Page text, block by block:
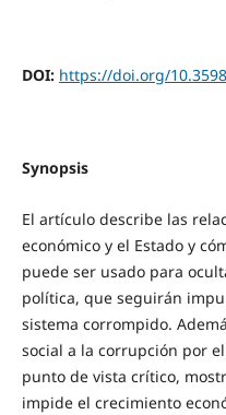
DOI: https://doi.org/
Synopsis
El artículo describe las
económico y el Estado y
puede ser usado para
política, que seguirán
sistema corrompido.
social a la corrupción por
punto de vista crítico,
impide el crecimiento